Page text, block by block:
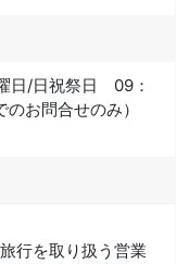
日/日祝祭日 09：
お問合せのみ）
行を取り扱う営業